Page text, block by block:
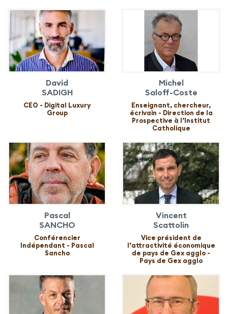
David
SADIGH
CEO - Digital Luxury
Group
Michel
Saloff-Coste
Enseignant, chercheur,
écrivain - Direction de la
Prospective à l’Institut
Catholique
Pascal
SANCHO
Conférencier
Indépendant - Pascal
Sancho
Vincent
Scattolin
Vice président de
l’attractivité économique
de pays de Gex agglo -
Pays de Gex agglo